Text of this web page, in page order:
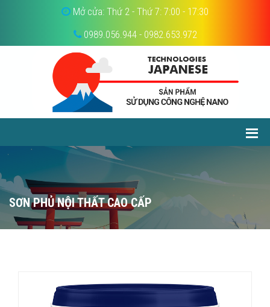
Mở cửa: Thứ 2 - Thứ 7: 7:00 - 17:30
0989.056.944 - 0982.653.972
SƠN PHỦ NỘI THẤT CAO CẤP